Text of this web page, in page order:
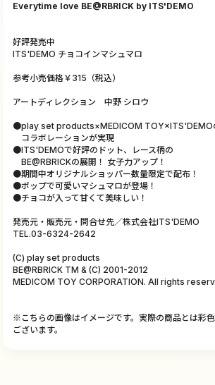
Everytime love BE@RBRICK by ITS'DEMO
好評発売中
ITS'DEMO チョコインマシュマロ
参考小売価格￥315（税込）
アートディレクション 中野 シロウ
●play set products×MEDICOM TOY×ITS'DEMO
コラボレーションが実現
●ITS'DEMOで好評のドット、レース柄の
BE@RBRICKの展開！ 女子力アップ！
●期間中オリジナルショッパー数量限定で配布！
●ポップで可愛いマシュマロが登場！
●チョコが入って甘くて美味しい！
発売元・販売元・問合せ先／株式会社ITS'DEMO
TEL.03-6324-2642
(C) play set products
BE@RBRICK TM & (C) 2001-2012
MEDICOM TOY CORPORATION. All rights
※こちらの画像はイメージです。実際の商品とは彩
ございます。